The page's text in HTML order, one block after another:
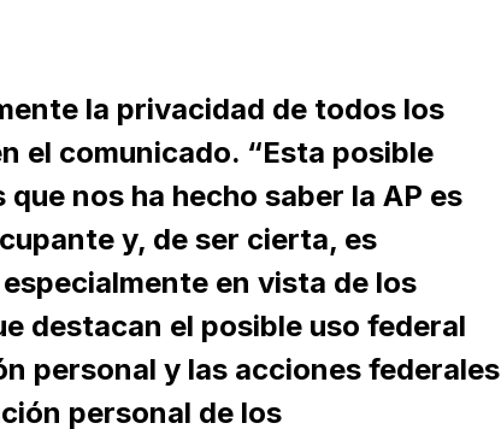
la privacidad de todos los
el comunicado. “Esta posible
nos ha hecho saber la AP es
y, de ser cierta, es
en vista de los
destacan el posible uso federal
personal y las acciones federales
personal de los